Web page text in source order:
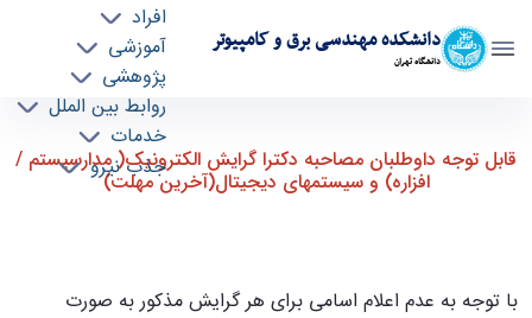
دانشکده مهندسی برق و کامپیوتر
دانشگاه تهران
افراد
آموزشی
پژوهشی
روابط بین الملل
خدمات
جذب نیرو
قابل توجه داوطلبان مصاحبه دکترا گرایش
الکترونیک( مدارسیستم / افزاره) و سیستمهای
دیجیتال(آخرین مهلت) - ece- دانشکده مهندسی
قابل توجه داوطلبان مصاحبه دکترا گرایش الکترونیک( مدارسیستم /
افزاره) و سیستمهای دیجیتال(آخرین مهلت)
با توجه به عدم اعلام اسامی برای هر گرایش مذکور به صورت